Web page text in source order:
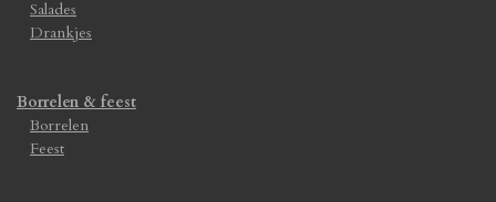
Salades
Drankjes
Borrelen & feest
Borrelen
Feest